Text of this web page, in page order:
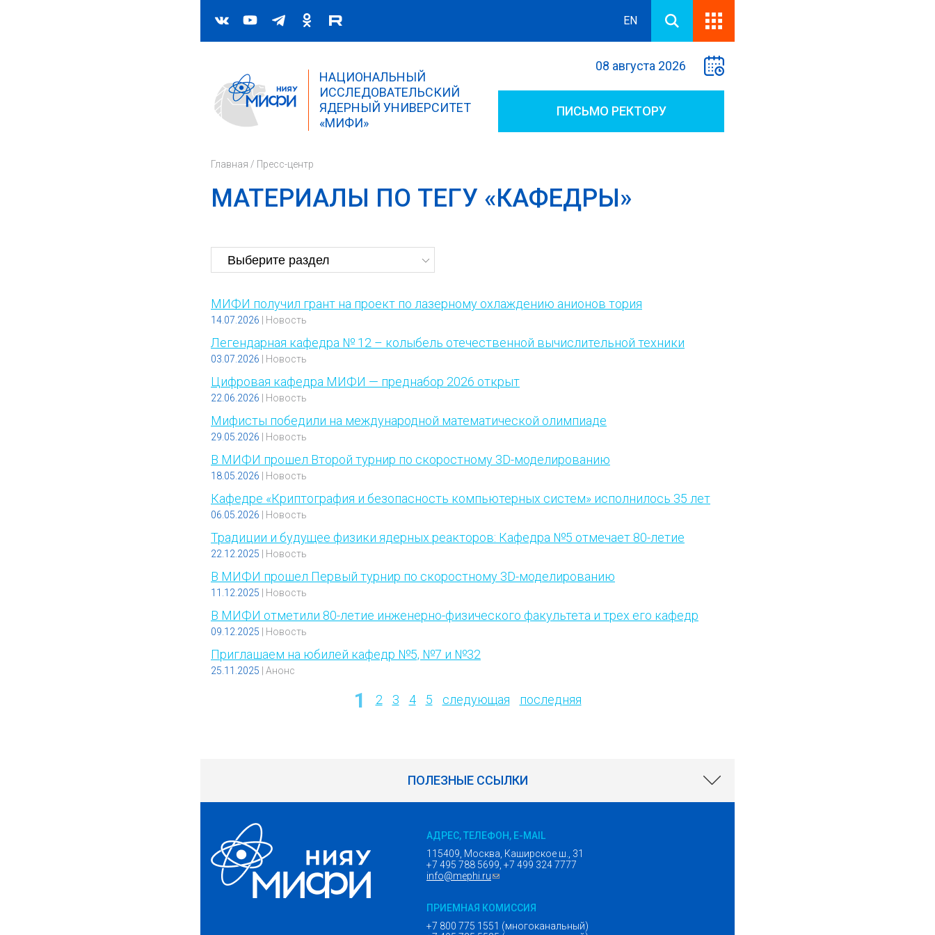
Форма поиска
EN
НАЦИОНАЛЬНЫЙ
ИССЛЕДОВАТЕЛЬСКИЙ
ЯДЕРНЫЙ УНИВЕРСИТЕТ
«МИФИ»
08 августа 2026
ПИСЬМО РЕКТОРУ
Главная / Пресс-центр
МАТЕРИАЛЫ ПО ТЕГУ «КАФЕДРЫ»
МИФИ получил грант на проект по лазерному охлаждению анионов тория
14.07.2026 Новость
Легендарная кафедра № 12 – колыбель отечественной вычислительной техники
03.07.2026 Новость
Цифровая кафедра МИФИ — преднабор 2026 открыт
22.06.2026 Новость
Мифисты победили на международной математической олимпиаде
29.05.2026 Новость
В МИФИ прошел Второй турнир по скоростному 3D-моделированию
18.05.2026 Новость
Кафедре «Криптография и безопасность компьютерных систем» исполнилось 35 лет
06.05.2026 Новость
Традиции и будущее физики ядерных реакторов: Кафедра №5 отмечает 80-летие
22.12.2025 Новость
В МИФИ прошел Первый турнир по скоростному 3D-моделированию
11.12.2025 Новость
В МИФИ отметили 80-летие инженерно-физического факультета и трех его кафедр
09.12.2025 Новость
Приглашаем на юбилей кафедр №5, №7 и №32
25.11.2025 Анонс
1 2 3 4 5 следующая последняя
ПОЛЕЗНЫЕ ССЫЛКИ
АДРЕС, ТЕЛЕФОН, E-MAIL
115409, Москва, Каширское ш., 31
+7 495 788 5699, +7 499 324 7777
info@mephi.ru(ссылка для отправки email)
ПРИЕМНАЯ КОМИССИЯ
+7 800 775 1551 (многоканальный)